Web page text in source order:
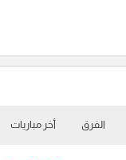
الفرق أخر مباريات